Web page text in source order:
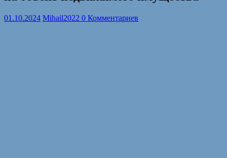
01.10.2024 Mihail2022 0 Комментариев